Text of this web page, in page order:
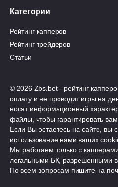
Категории
Рейтинг капперов
Рейтинг трейдеров
Статьи
© 2026 Zbs.bet - рейтинг
оплату и не проводит игры на
носят информационный
файлы, чтобы гарантировать
Если Вы остаетесь на сайте, вы
использование нами ваших
Мы работаем только с
легальными БК, разрешенными в
По всем вопросам пишите на